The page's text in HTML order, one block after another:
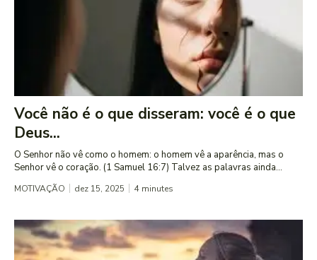
Você não é o que disseram: você é o que
Deus...
O Senhor não vê como o homem: o homem vê a aparência, mas o
Senhor vê o coração. (1 Samuel 16:7) Talvez as palavras ainda...
MOTIVAÇÃO dez 15, 2025 4 minutes